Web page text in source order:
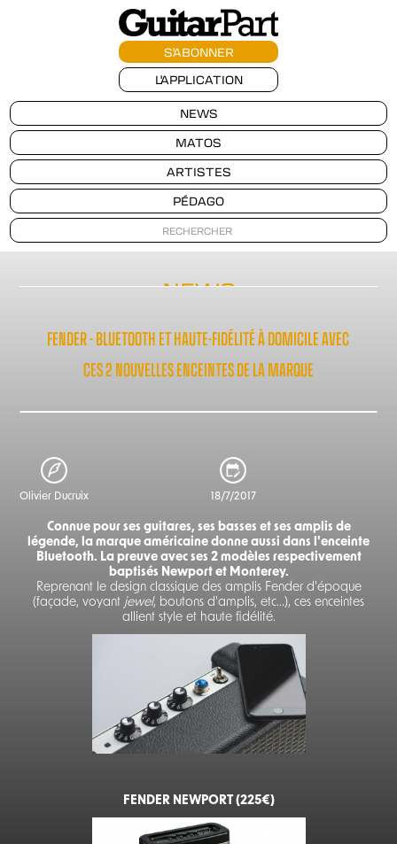
S'ABONNER
L'APPLICATION
NEWS
MATOS
ARTISTES
PÉDAGO
NEWS
FENDER - BLUETOOTH ET HAUTE-FIDÉLITÉ À DOMICILE AVEC
CES 2 NOUVELLES ENCEINTES DE LA MARQUE
Olivier Ducruix 18/7/2017
Connue pour ses guitares, ses basses et ses amplis de
légende, la marque américaine donne aussi dans l'enceinte
Bluetooth. La preuve avec ses 2 modèles respectivement
baptisés Newport et Monterey.
Reprenant le design classique des amplis Fender d'époque
(façade, voyant jewel, boutons d'amplis, etc...), ces enceintes
allient style et haute fidélité.
FENDER NEWPORT (225€)